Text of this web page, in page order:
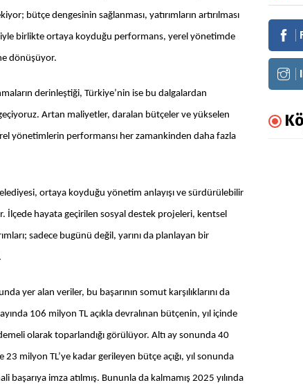
bütçe dengesinin sağlanması, yatırımların artırılması
birlikte ortaya koyduğu performans, yerel yönetimde
dönüşüyor.
derinleştiği, Türkiye’nin ise bu dalgalardan
Artan maliyetler, daralan bütçeler ve yükselen
yönetimlerin performansı her zamankinden daha fazla
ortaya koyduğu yönetim anlayışı ve sürdürülebilir
İlçede hayata geçirilen sosyal destek projeleri, kentsel
sadece bugünü değil, yarını da planlayan bir
yer alan veriler, bu başarının somut karşılıklarını da
106 milyon TL açıkla devralınan bütçenin, yıl içinde
olarak toparlandığı görülüyor. Altı ay sonunda 40
milyon TL’ye kadar gerileyen bütçe açığı, yıl sonunda
başarıya imza atılmış. Bununla da kalmamış 2025 yılında